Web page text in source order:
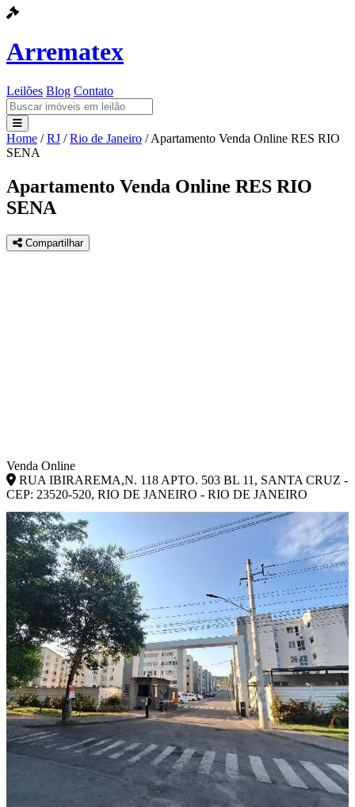
Arrematex
Leilões Blog Contato
Leilões
Blog
Contato
Home / RJ / Rio de Janeiro / Apartamento Venda Online RES RIO
SENA
Apartamento Venda Online RES RIO
SENA
Compartilhar
Venda Online
RUA IBIRAREMA,N. 118 APTO. 503 BL 11, SANTA CRUZ -
CEP: 23520-520, RIO DE JANEIRO - RIO DE JANEIRO